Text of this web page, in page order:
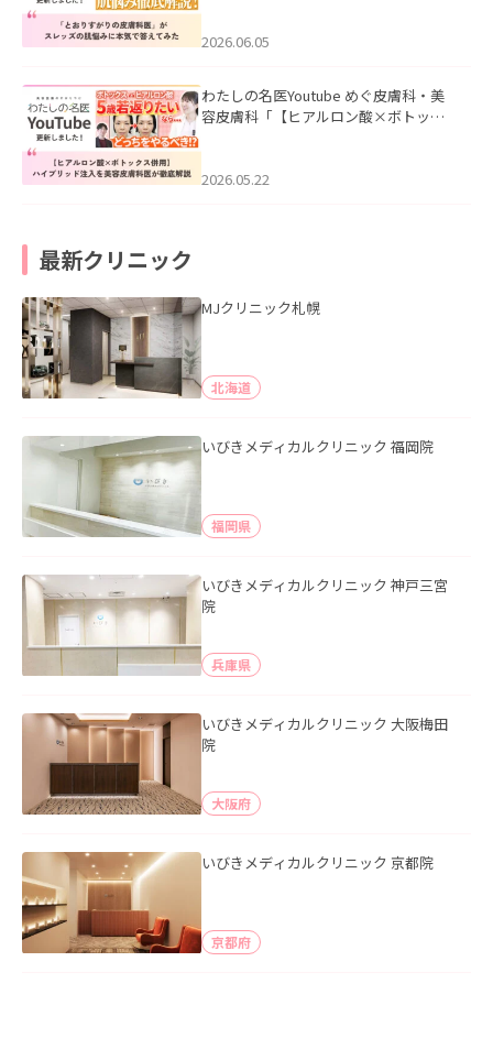
2026.06.05
わたしの名医Youtube めぐ皮膚科・美
容皮膚科「【ヒアルロン酸×ボトック
た。
2026.05.22
最新クリニック
MJクリニック札幌
北海道
いびきメディカルクリニック 福岡院
福岡県
いびきメディカルクリニック 神戸三宮
院
兵庫県
いびきメディカルクリニック 大阪梅田
院
大阪府
いびきメディカルクリニック 京都院
京都府